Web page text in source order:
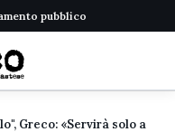
pubblico
Greco: «Servirà solo a